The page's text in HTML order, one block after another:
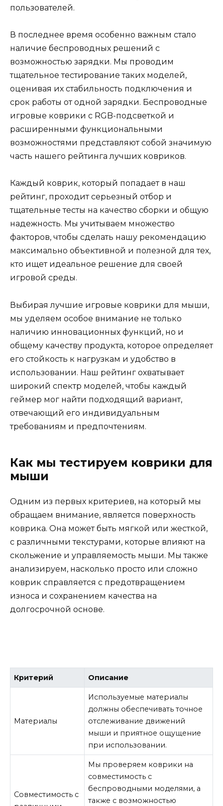
пользователей.
В последнее время особенно важным стало
наличие беспроводных решений с
возможностью зарядки. Мы проводим
тщательное тестирование таких моделей,
оценивая их стабильность подключения и
срок работы от одной зарядки. Беспроводные
игровые коврики с RGB-подсветкой и
расширенными функциональными
возможностями представляют собой значимую
часть нашего рейтинга лучших ковриков.
Каждый коврик, который попадает в наш
рейтинг, проходит серьезный отбор и
тщательные тесты на качество сборки и общую
надежность. Мы учитываем множество
факторов, чтобы сделать нашу рекомендацию
максимально объективной и полезной для тех,
кто ищет идеальное решение для своей
игровой среды.
Выбирая лучшие игровые коврики для мыши,
мы уделяем особое внимание не только
наличию инновационных функций, но и
общему качеству продукта, которое определяет
его стойкость к нагрузкам и удобство в
использовании. Наш рейтинг охватывает
широкий спектр моделей, чтобы каждый
геймер мог найти подходящий вариант,
отвечающий его индивидуальным
требованиям и предпочтениям.
Как мы тестируем коврики для
мыши
Одним из первых критериев, на который мы
обращаем внимание, является поверхность
коврика. Она может быть мягкой или жесткой,
с различными текстурами, которые влияют на
скольжение и управляемость мыши. Мы также
анализируем, насколько просто или сложно
коврик справляется с предотвращением
износа и сохранением качества на
долгосрочной основе.
Критерий Описание
Материалы
Используемые материалы
должны обеспечивать точное
отслеживание движений
мыши и приятное ощущение
при использовании.
Совместимость с
Мы проверяем коврики на
совместимость с
беспроводными моделями, а
также с возможностью